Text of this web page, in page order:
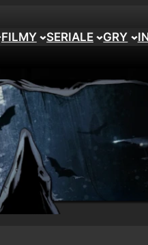
FILMY SERIALE GRY